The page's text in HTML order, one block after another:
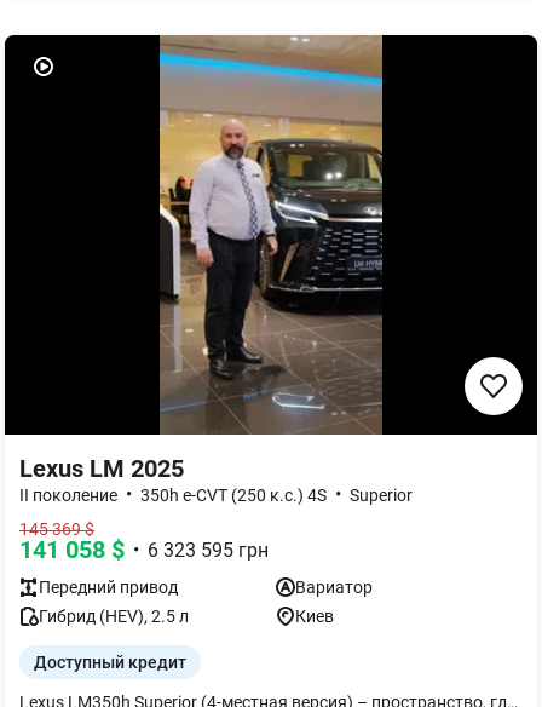
Lexus LM 2025
II поколение • 350h e-CVT (250 к.с.) 4S • Superior
145 369$
141 058 $ • 6 323 595 грн
Передний привод
Вариатор
Гибрид (HEV), 2.5л Киев
Доступный кредит
Lexus LM350h Superior (4-местная версия) – пространство, где бизнес и комфорт сочетаются без компромиссов. Это не просто премиальный минивэн, а персональный офис и лаунж на колесах. Роскошные капитанские кресла второго ряда с функциями массажа, вентиляции и подогрева, мультимедийный дисплей для пассажиров, холодильник, раскладной столик и идеальная шумоизоляция создают атмосферу первого класса. Гибридная силовая установка обеспечивает плавное движение, а расход топлива составляет всего 5,6 л/100 км (смешанный цикл). Lexus LM350h Superior создан для тех, кто ждет максимума от каждой поездки. Посетите официальный дилерский центр Лексус Киев Запад и откройте для себя новый уровень премиального комфорта.